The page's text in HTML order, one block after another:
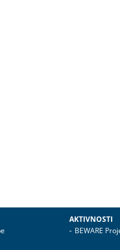
AKTIVNOSTI
BEWARE